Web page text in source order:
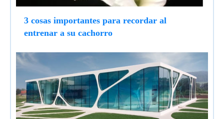
3 cosas importantes para recordar al
entrenar a su cachorro